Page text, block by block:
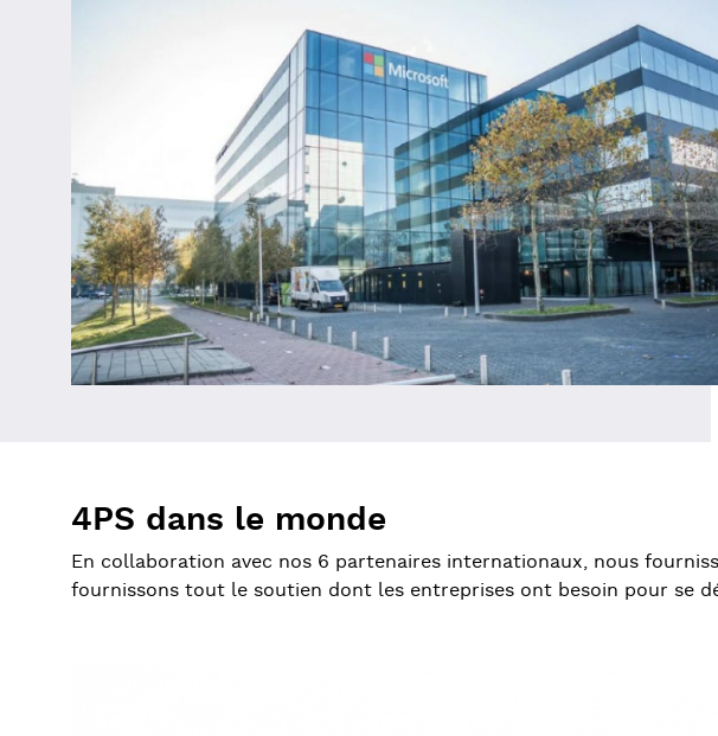
4PS dans le monde
En collaboration avec nos 6 partenaires internationaux, nous
fournissons tout le soutien dont les entreprises ont besoin pour se